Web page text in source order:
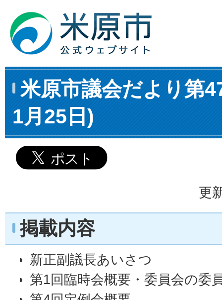
米原市議会だより第
1月25日)
更
掲載内容
新正副議長あいさつ
第1回臨時会概要・委員会の委